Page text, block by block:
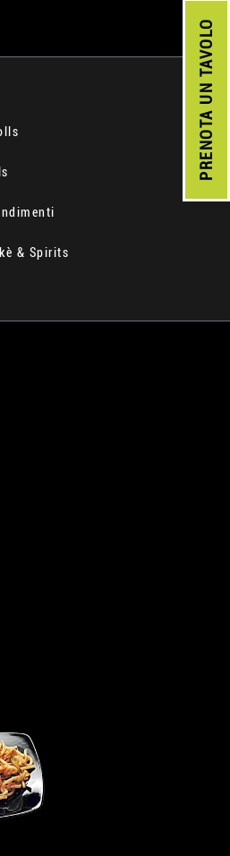
PRENOTA
UN TAVOLO
& Spirits